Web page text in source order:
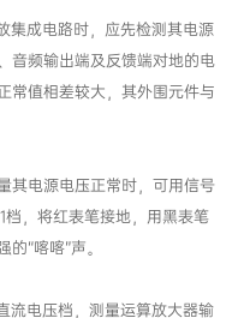
“喀喀”声。